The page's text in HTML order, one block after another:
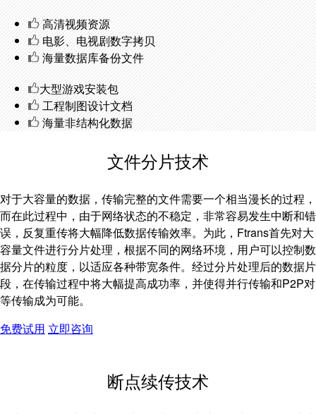
高清视频资源
电影、电视剧数字拷贝
海量数据库备份文件
大型游戏安装包
工程制图设计文档
海量非结构化数据
文件分片技术
对于大容量的数据，传输完整的文件需要一个相当漫长的过程，
而在此过程中，由于网络状态的不稳定，非常容易发生中断和错
误，反复重传将大幅降低数据传输效率。为此，Ftrans首先对大
容量文件进行分片处理，根据不同的网络环境，用户可以控制数
据分片的粒度，以适应各种带宽条件。经过分片处理后的数据片
段，在传输过程中将大幅提高成功率，并使得并行传输和P2P对
等传输成为可能。
免费试用 立即咨询
断点续传技术